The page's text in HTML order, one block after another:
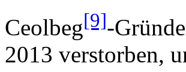
Ceolbeg[9]-
2013 verstorben,